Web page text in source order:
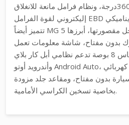
وكاميرا بزاوية 360درجة، ونظام فرامل مانعة للانغلاق ABS، توزيع
إليكتروني لقوة الفرامل EBD ونظام الثبات الديناميكي ESP ،
تتميز أيضاً MG 5 بباقة من الكماليات داخل مقصورتها، أبرزها
بدون مفتاح، شاشة معلومات تعمل
باللمس قياس 8 بوصة تدعم نظامي أبل كار بلاي Apple CarPlay
وأندرويد أوتو Android Auto، ومثبت للسرعة، مقعد كهربائي
بدون مفتاح، ومقاعد جلد مزودة
بخاصية تسخين الكراسي الأمامية.